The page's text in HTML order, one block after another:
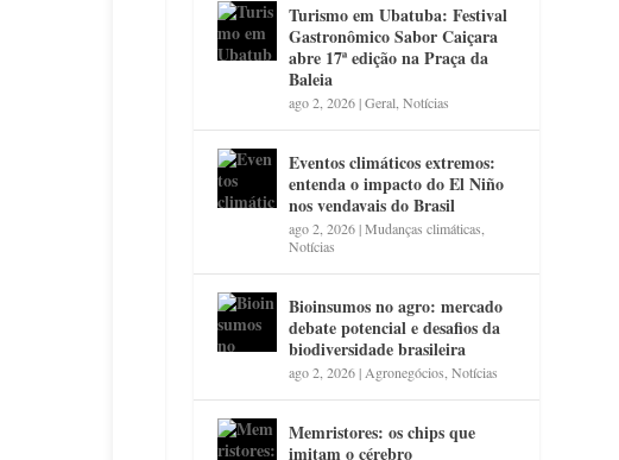
Turismo em Ubatuba: Festival
Gastronômico Sabor Caiçara
abre 17ª edição na Praça da
Baleia
ago 2, 2026|Geral ,Notícias
Eventos climáticos extremos:
entenda o impacto do El Niño
nos vendavais do Brasil
ago 2, 2026|Mudanças climáticas
Notícias
Bioinsumos no agro: mercado
debate potencial e desafios da
biodiversidade brasileira
ago 2, 2026| Agronegócios ,Notícias
Memristores: os chips que
imitam o cérebro